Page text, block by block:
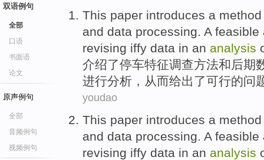
双语例句
全部
口语
书面语
论文
原声例句
全部
音频例句
视频例句
This paper introduces a method
and data processing. A feasible
revising iffy data in an analysis
介绍了停车特征调查方法和 后期
进行分析，从而给出了可行的问
youdao
This paper introduces a method
and data processing. A feasible
revising iffy data in an analysis